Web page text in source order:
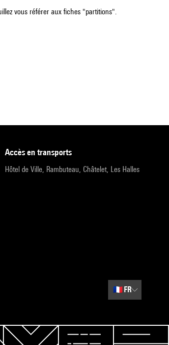
vous référer aux fiches "partitions".
accès en transports
Hôtel de Ville, Rambuteau, Châtelet, Les Halles
🇫🇷 FR